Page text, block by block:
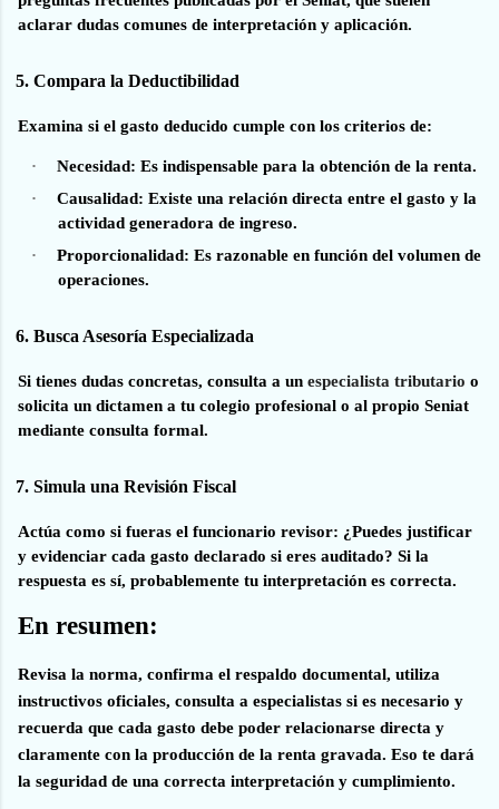
aclarar dudas comunes de interpretación y aplicación.
5. Compara la Deductibilidad
Examina si el gasto deducido cumple con los criterios de:
· Necesidad: Es indispensable para la obtención de la renta.
·
Causalidad: Existe una relación directa entre el gasto y la
actividad generadora de ingreso.
·
Proporcionalidad: Es razonable en función del volumen de
operaciones.
6. Busca Asesoría Especializada
Si tienes dudas concretas, consulta a un especialista tributario o
solicita un dictamen a tu colegio profesional o al propio Seniat
mediante consulta formal.
7. Simula una Revisión Fiscal
Actúa como si fueras el funcionario revisor: ¿Puedes justificar
y evidenciar cada gasto declarado si eres auditado? Si la
respuesta es sí, probablemente tu interpretación es correcta.
En resumen:
Revisa la norma, confirma el respaldo documental, utiliza
instructivos oficiales, consulta a especialistas si es necesario y
recuerda que cada gasto debe poder relacionarse directa y
claramente con la producción de la renta gravada. Eso te dará
la seguridad de una correcta interpretación y cumplimiento.